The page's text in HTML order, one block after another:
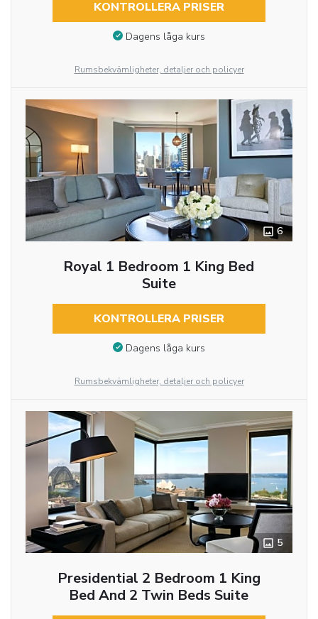
KONTROLLERA PRISER
Dagens låga kurs
Rumsbekvämligheter, detaljer och policyer
6
Royal 1 Bedroom 1 King Bed
Suite
KONTROLLERA PRISER
Dagens låga kurs
Rumsbekvämligheter, detaljer och policyer
5
Presidential 2 Bedroom 1 King
Bed And 2 Twin Beds Suite